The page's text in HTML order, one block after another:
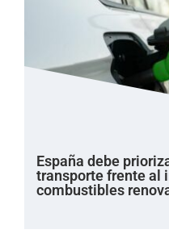
España debe
transporte frente al
combustibles